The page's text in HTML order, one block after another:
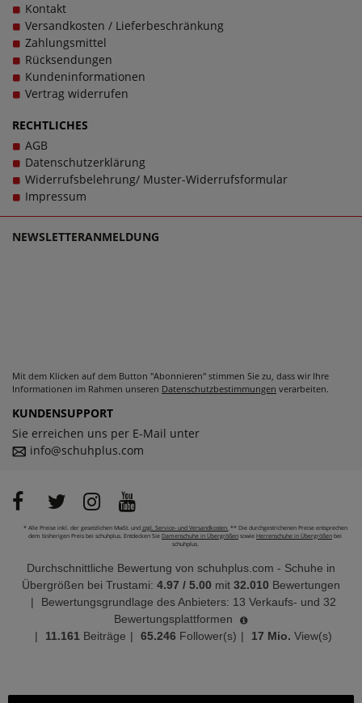
Kontakt
Versandkosten / Lieferbeschränkung
Zahlungsmittel
Rücksendungen
Kundeninformationen
Vertrag widerrufen
RECHTLICHES
AGB
Datenschutzerklärung
Widerrufsbelehrung/ Muster-Widerrufsformular
Impressum
NEWSLETTERANMELDUNG
Mit dem Klicken auf dem Button "Abonnieren" stimmen Sie zu, dass wir Ihre
Informationen im Rahmen unseren Datenschutzbestimmungen verarbeiten.
KUNDENSUPPORT
Sie erreichen uns per E-Mail unter
info@schuhplus.com
* Alle Preise inkl. der gesetzlichen MwSt. und zzgl. Service- und Versandkosten.** Die durchgestrichenen Preise entsprechen
dem bisherigen Preis bei schuhplus. Entdecken Sie Damenschuhe in Übergrößen sowie Herrenschuhe in Übergrößen bei
schuhplus.
Durchschnittliche Bewertung von schuhplus.com - Schuhe in
Übergrößen bei Trustami: 4.97 / 5.00 mit 32.010 Bewertungen
|
Bewertungsgrundlage des Anbieters: 13 Verkaufs- und 32
Bewertungsplattformen
|
11.161 Beiträge | 65.246 Follower(s) | 17 Mio. View(s)